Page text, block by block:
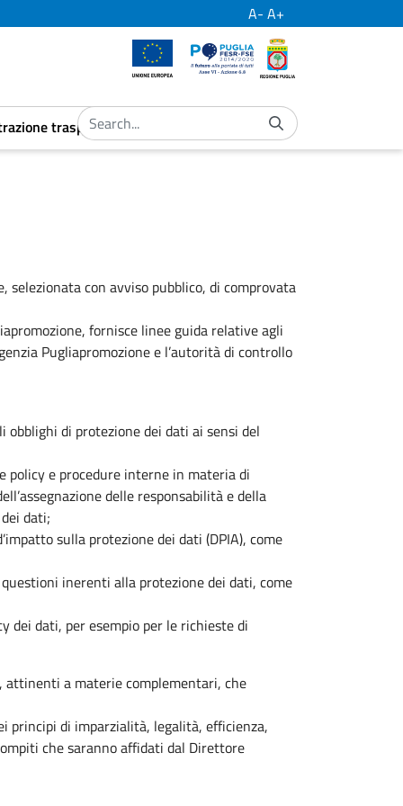
A- A+
European UnionPor Puglia
trasparente
aret.open.submenu
selezionata con avviso pubblico, di comprovata
fornisce linee guida relative agli
Pugliapromozione e l’autorità di controllo
obblighi di protezione dei dati ai sensi del
policy e procedure interne in materia di
delle responsabilità e della
dati;
sulla protezione dei dati (DPIA), come
inerenti alla protezione dei dati, come
dei dati, per esempio per le richieste di
a materie complementari, che
principi di imparzialità, legalità, efficienza,
che saranno affidati dal Direttore